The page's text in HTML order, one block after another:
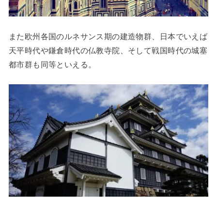
また欧州各国のルネサンス期の建造物群、日本でいえば
天平時代や鎌倉時代の仏教寺院、そして戦国時代の城塞
都市群も同等といえる。